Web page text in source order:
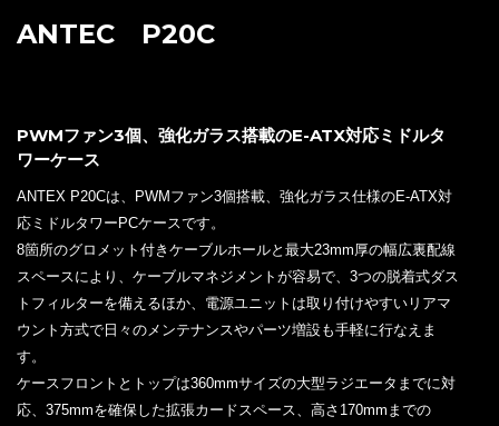
ANTEC P20C
PWMファン3個、強化ガラス搭載のE-ATX対応ミドルタ
ワーケース
ANTEX P20Cは、PWMファン3個搭載、強化ガラス仕様のE-ATX対
応ミドルタワーPCケースです。
8箇所のグロメット付きケーブルホールと最大23mm厚の幅広裏配線
スペースにより、ケーブルマネジメントが容易で、3つの脱着式ダス
トフィルターを備えるほか、電源ユニットは取り付けやすいリアマ
ウント方式で日々のメンテナンスやパーツ増設も手軽に行なえま
す。
ケースフロントとトップは360mmサイズの大型ラジエータまでに対
応、375mmを確保した拡張カードスペース、高さ170mmまでの